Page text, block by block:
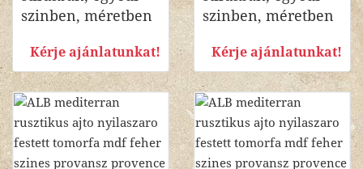
szinben, méretben
Kérje ajánlatunkat!
szinben, méretben
Kérje ajánlatunkat!